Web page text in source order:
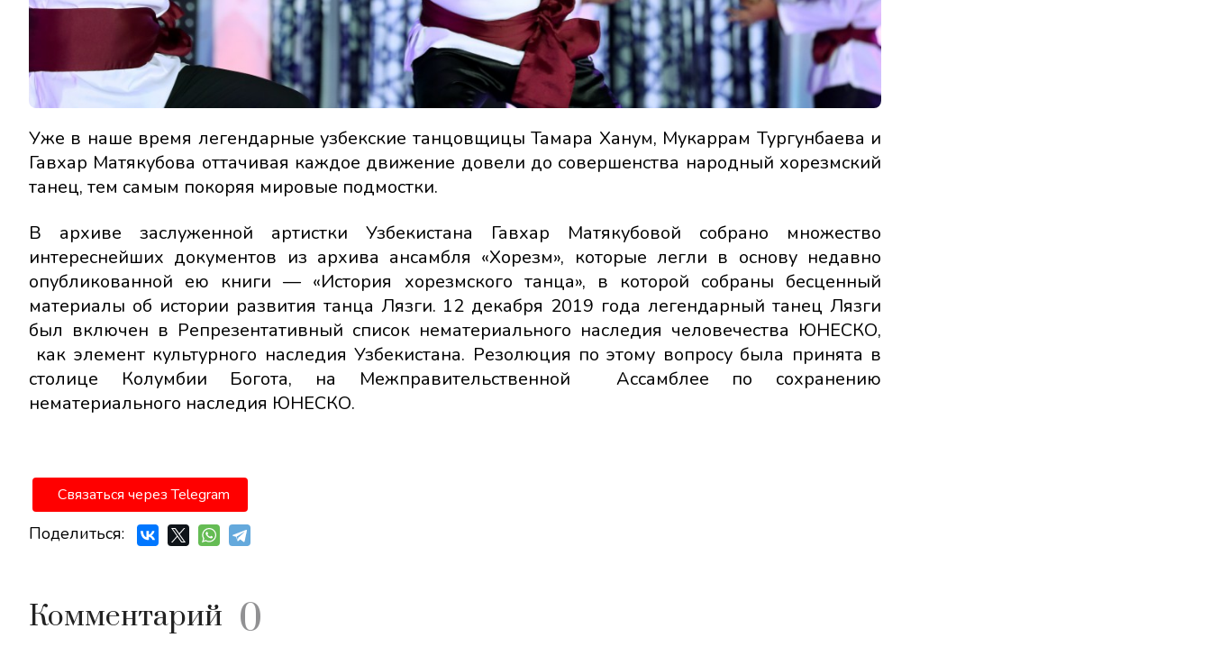
Уже в наше время легендарные узбекские танцовщицы Тамара Ханум, Мукаррам Тургунбаева и
Гавхар Матякубова оттачивая каждое движение довели до совершенства народный хорезмский
танец, тем самым покоряя мировые подмостки.
В архиве заслуженной артистки Узбекистана Гавхар Матякубовой собрано множество
интереснейших документов из архива ансамбля «Хорезм», которые легли в основу недавно
опубликованной ею книги — «История хорезмского танца», в которой собраны бесценный
материалы об истории развития танца Лязги. 12 декабря 2019 года легендарный танец Лязги
был включен в Репрезентативный список нематериального наследия человечества ЮНЕСКО,
как элемент культурного наследия Узбекистана. Резолюция по этому вопросу была принята в
столице Колумбии Богота, на Межправительственной Ассамблее по сохранению
нематериального наследия ЮНЕСКО.
Связаться через Telegram
Поделиться:
Комментарий 0